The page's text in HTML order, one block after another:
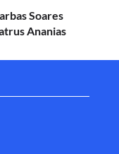
Soares
Ananias